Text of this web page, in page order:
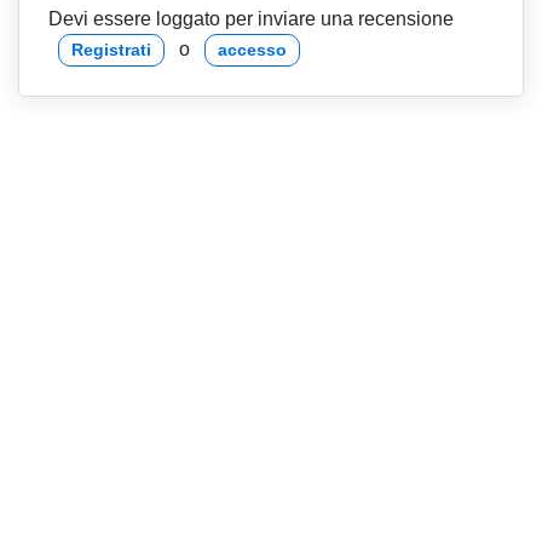
Devi essere loggato per inviare una recensione
Registrati o accesso